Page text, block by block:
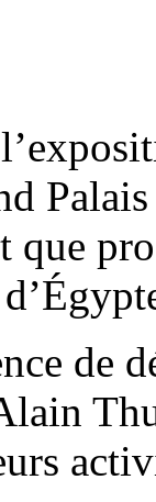
que
de